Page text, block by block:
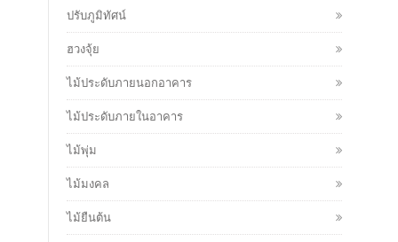
ปรับภูมิทัศน์
ฮวงจุ้ย
ไม้ประดับภายนอกอาคาร
ไม้ประดับภายในอาคาร
ไม้พุ่ม
ไม้มงคล
ไม้ยืนต้น